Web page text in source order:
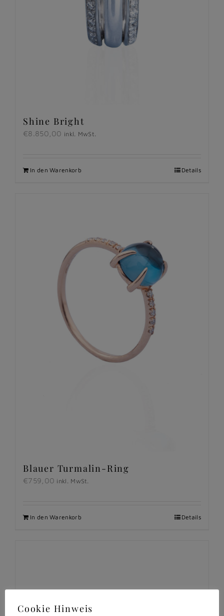
Shine Bright
€8.850,00 inkl. MwSt.
In den Warenkorb Details
Blauer Turmalin-Ring
€759,00 inkl. MwSt.
In den Warenkorb Details
Cookie Hinweis